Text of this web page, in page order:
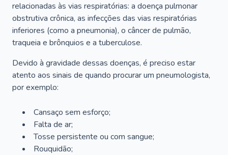
relacionadas às vias respiratórias: a doença pulmonar
obstrutiva crônica, as infecções das vias respiratórias
inferiores (como a pneumonia), o câncer de pulmão,
traqueia e brônquios e a tuberculose.
Devido à gravidade dessas doenças, é preciso estar
atento aos sinais de quando procurar um pneumologista,
por exemplo:
Cansaço sem esforço;
Falta de ar;
Tosse persistente ou com sangue;
Rouquidão;